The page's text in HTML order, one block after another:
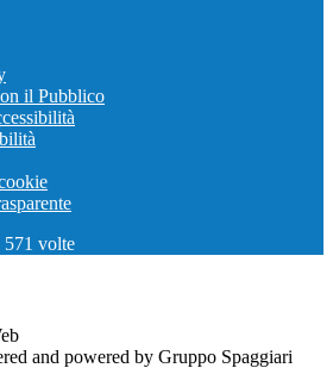
il Pubblico
571 volte
and powered by Gruppo Spaggiari